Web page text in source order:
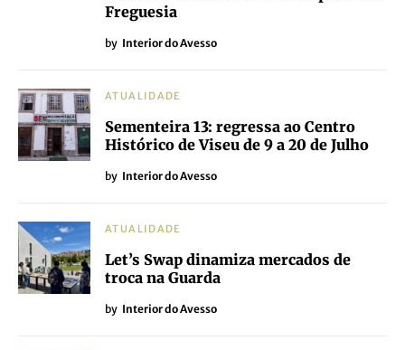
Freguesia
by Interior do Avesso
ATUALIDADE
Sementeira 13: regressa ao Centro
Histórico de Viseu de 9 a 20 de Julho
by Interior do Avesso
ATUALIDADE
Let’s Swap dinamiza mercados de
troca na Guarda
by Interior do Avesso